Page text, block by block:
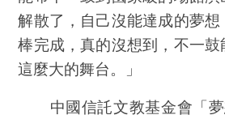
解散了，自己沒能達成的夢
棒完成，真的沒想到，不一
這麼大的舞台。」
中國信託文教基金會「